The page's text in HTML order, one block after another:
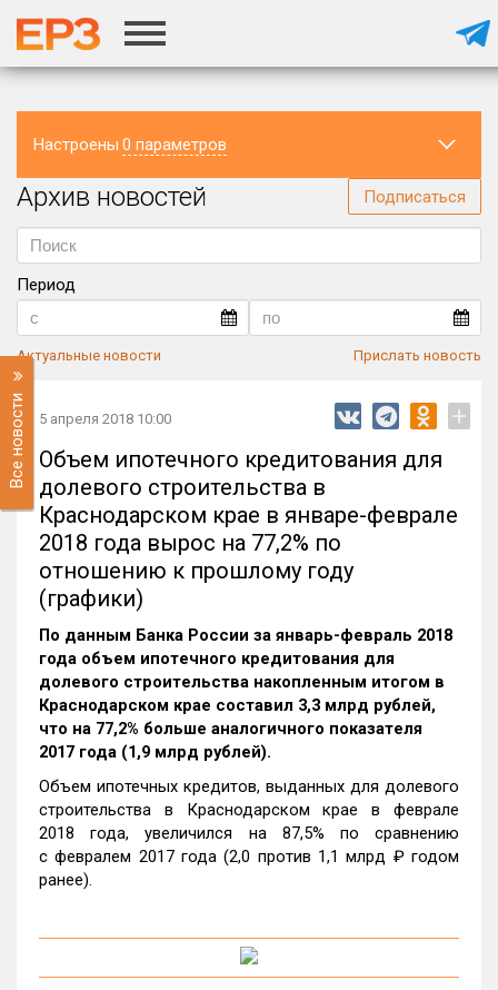
Настроены 0 параметров
Регион
Архив новостей Подписаться
Период
Актуальные новости Прислать новость
Все новости 5 апреля 2018 10:00 +
Объем ипотечного кредитования для
долевого строительства в
Краснодарском крае в январе-феврале
2018 года вырос на 77,2% по
отношению к прошлому году
(графики)
По данным Банка России за январь-февраль 2018
года объем ипотечного кредитования для
долевого строительства накопленным итогом в
Краснодарском крае составил 3,3 млрд рублей,
что на 77,2% больше аналогичного показателя
2017 года (1,9 млрд рублей).
Объем ипотечных кредитов, выданных для долевого
строительства в Краснодарском крае в феврале
2018 года, увеличился на 87,5% по сравнению
с февралем 2017 года (2,0 против 1,1 млрд ₽ годом
ранее).